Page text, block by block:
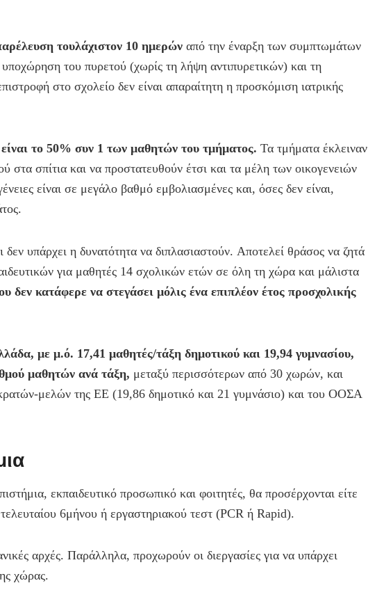
τουλάχιστον 10 ημερών από την έναρξη των συμπτωμάτων
του πυρετού (χωρίς τη λήψη αντιπυρετικών) και τη
στο σχολείο δεν είναι απαραίτητη η προσκόμιση ιατρικής
το 50% συν 1 των μαθητών του τμήματος. Τα τμήματα έκλειναν
στα σπίτια και να προστατευθούν έτσι και τα μέλη των οικογενειών
είναι σε μεγάλο βαθμό εμβολιασμένες και, όσες δεν είναι,
υπάρχει η δυνατότητα να διπλασιαστούν. Αποτελεί θράσος να ζητά
για μαθητές 14 σχολικών ετών σε όλη τη χώρα και μάλιστα
δεν κατάφερε να στεγάσει μόλις ένα επιπλέον έτος προσχολικής
με μ.ό. 17,41 μαθητές/τάξη δημοτικού και 19,94 γυμνασίου,
μαθητών ανά τάξη, μεταξύ περισσότερων από 30 χωρών, και
μελών της ΕΕ (19,86 δημοτικό και 21 γυμνάσιο) και του ΟΟΣΑ
εκπαιδευτικό προσωπικό και φοιτητές, θα προσέρχονται είτε
6μήνου ή εργαστηριακού τεστ (PCR ή Rapid).
αρχές. Παράλληλα, προχωρούν οι διεργασίες για να υπάρχει
χώρας.